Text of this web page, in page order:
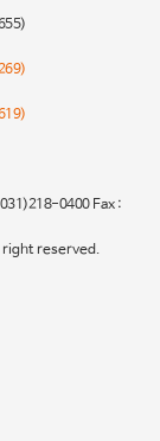
031)218-0400 Fax :
reserved.